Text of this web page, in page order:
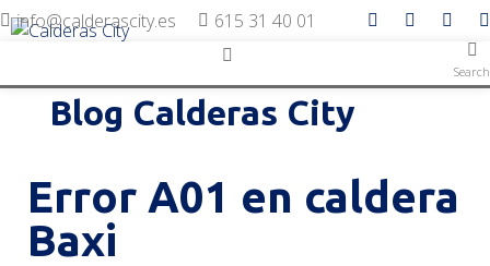
info@calderascity.es 615 31 40 01
Search
Blog Calderas City
Error A01 en caldera
Baxi